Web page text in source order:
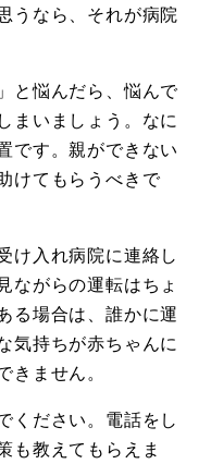
うなら、それが病院
と悩んだら、悩んで
まいましょう。なに
です。親ができない
けてもらうべきで
け入れ病院に連絡し
ながらの運転はちょ
る場合は、誰かに運
気持ちが赤ちゃんに
ません。
ください。電話をし
も教えてもらえま